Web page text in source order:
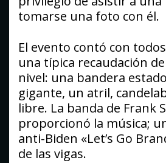
tomarse una foto con él.
El evento contó con
una típica recaudación
nivel: una bandera
gigante, un atril,
libre. La banda de Frank
proporcionó la música;
anti-Biden «Let’s Go
de las vigas.